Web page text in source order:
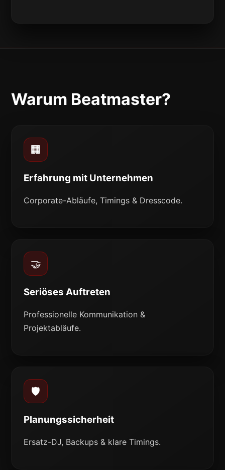
Warum Beatmaster?
🏢
Erfahrung mit Unternehmen
Corporate-Abläufe, Timings & Dresscode.
🤝
Seriöses Auftreten
Professionelle Kommunikation &
Projektabläufe.
🛡️
Planungssicherheit
Ersatz-DJ, Backups & klare Timings.